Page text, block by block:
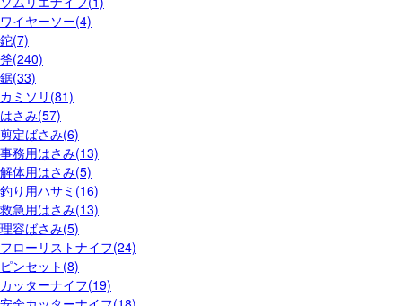
ワイヤーソー(4)
鉈(7)
斧(240)
鋸(33)
カミソリ(81)
はさみ(57)
剪定ばさみ(6)
事務用はさみ(13)
解体用はさみ(5)
釣り用ハサミ(16)
救急用はさみ(13)
理容ばさみ(5)
フローリストナイフ(24)
ピンセット(8)
カッターナイフ(19)